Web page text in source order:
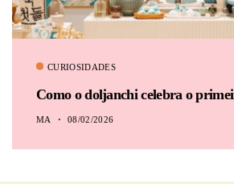
CURIOSIDADES
Como o doljanchi celebra o
MA 08/02/2026